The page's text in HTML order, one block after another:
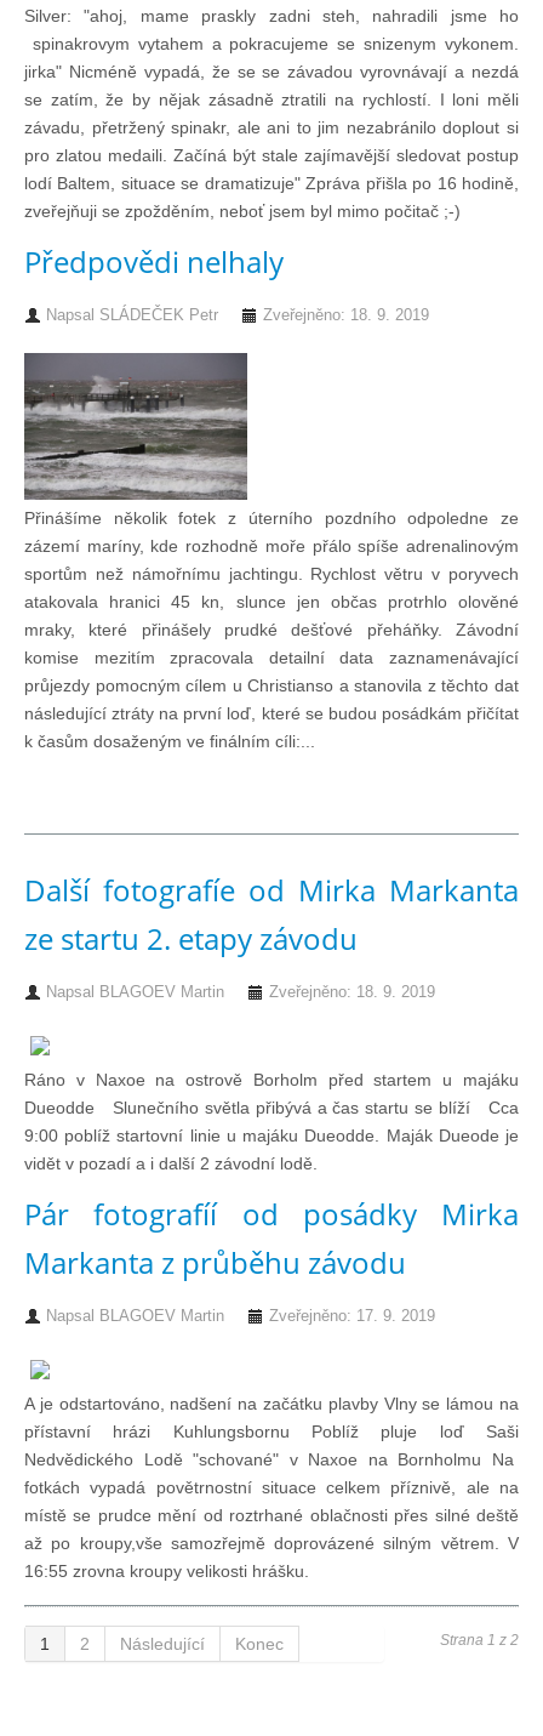
O lodích a plavbách
Technika lodí
Přednášky
O plavbách českých jachtařů
Převzaté články ze zahraničí
Ostatní články
Plavební oblasti
Fotogalerie
Knihovna
Knihovna
Kontakt
Silver: "ahoj, mame praskly zadni steh, nahradili jsme ho
spinakrovym vytahem a pokracujeme se snizenym vykonem.
jirka" Nicméně vypadá, že se se závadou vyrovnávají a nezdá
se zatím, že by nějak zásadně ztratili na rychlostí. I loni měli
závadu, přetržený spinakr, ale ani to jim nezabránilo doplout si
pro zlatou medaili. Začíná být stale zajímavější sledovat postup
lodí Baltem, situace se dramatizuje" Zpráva přišla po 16 hodině,
zveřejňuji se zpožděním, neboť jsem byl mimo počitač ;-)
Předpovědi nelhaly
Napsal SLÁDEČEK Petr Zveřejněno: 18. 9. 2019
Přinášíme několik fotek z úterního pozdního odpoledne ze
zázemí maríny, kde rozhodně moře přálo spíše adrenalinovým
sportům než námořnímu jachtingu. Rychlost větru v poryvech
atakovala hranici 45 kn, slunce jen občas protrhlo olověné
mraky, které přinášely prudké dešťové přeháňky. Závodní
komise mezitím zpracovala detailní data zaznamenávající
průjezdy pomocným cílem u Christianso a stanovila z těchto dat
následující ztráty na první loď, které se budou posádkám přičítat
k časům dosaženým ve finálním cíli:...
Další fotografíe od Mirka Markanta
ze startu 2. etapy závodu
Napsal BLAGOEV Martin Zveřejněno: 18. 9. 2019
Ráno v Naxoe na ostrově Borholm před startem u majáku
Dueodde Slunečního světla přibývá a čas startu se blíží Cca
9:00 poblíž startovní linie u majáku Dueodde. Maják Dueode je
vidět v pozadí a i další 2 závodní lodě.
Pár fotografíí od posádky Mirka
Markanta z průběhu závodu
Napsal BLAGOEV Martin Zveřejněno: 17. 9. 2019
A je odstartováno, nadšení na začátku plavby Vlny se lámou na
přístavní hrázi Kuhlungsbornu Poblíž pluje loď Saši
Nedvědického Lodě "schované" v Naxoe na Bornholmu Na
fotkách vypadá povětrnostní situace celkem příznivě, ale na
místě se prudce mění od roztrhané oblačnosti přes silné deště
až po kroupy,vše samozřejmě doprovázené silným větrem. V
16:55 zrovna kroupy velikosti hrášku.
Strana 1 z 2
1 2 Následující Konec